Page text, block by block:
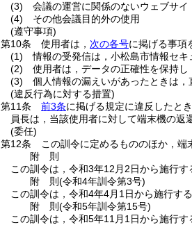
(3)
会議の運営に関係のないウェブサ
(4)
その他会議目的外の使用
(遵守事項)
第10条
使用者は， 次の各号に掲げる事項
(1)
情報の受発信は，小松島市情報セキ
(2)
使用者は，データの正確性を保持し
(3)
個人情報の漏えいがあったときは，
(違反行為に対する措置)
第11条
前3条に掲げる規定に違反したと
員長は，当該使用者に対して端末機の返
(委任)
第12条
この訓令に定めるもののほか，端
附 則
この訓令は，令和3年12月2日から施行す
附 則(令和4年訓令第3号)
この訓令は，令和4年4月1日から施行する
附 則(令和5年訓令第15号)
この訓令は，令和5年11月1日から施行す